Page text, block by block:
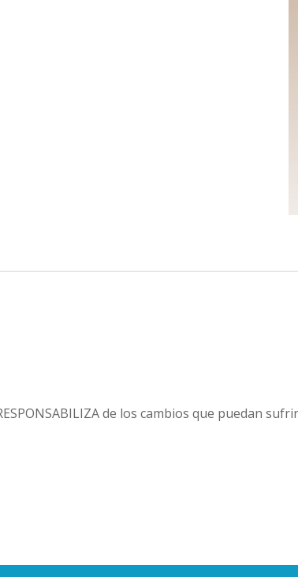
de los cambios que puedan